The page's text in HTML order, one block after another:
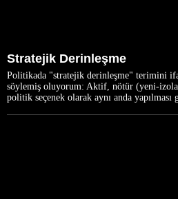
Stratejik Derinleşme
Politikada "stratejik derinleşme" terimini
söylemiş oluyorum: Aktif, nötür (yeni-
politik seçenek olarak aynı anda yapılması